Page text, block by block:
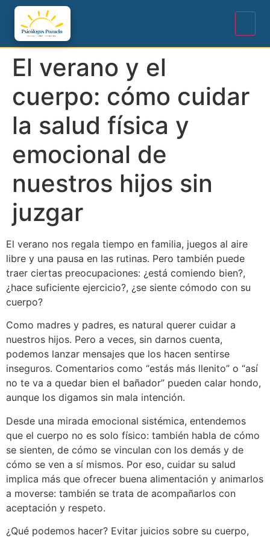
El verano y el
cuerpo: cómo cuidar
la salud física y
emocional de
nuestros hijos sin
juzgar
El verano nos regala tiempo en familia, juegos al aire
libre y una pausa en las rutinas. Pero también puede
traer ciertas preocupaciones: ¿está comiendo bien?,
¿hace suficiente ejercicio?, ¿se siente cómodo con su
cuerpo?
Como madres y padres, es natural querer cuidar a
nuestros hijos. Pero a veces, sin darnos cuenta,
podemos lanzar mensajes que los hacen sentirse
inseguros. Comentarios como “estás más llenito” o “así
no te va a quedar bien el bañador” pueden calar hondo,
aunque los digamos sin mala intención.
Desde una mirada emocional sistémica, entendemos
que el cuerpo no es solo físico: también habla de cómo
se sienten, de cómo se vinculan con los demás y de
cómo se ven a sí mismos. Por eso, cuidar su salud
implica más que ofrecer buena alimentación y animarlos
a moverse: también se trata de acompañarlos con
aceptación y respeto.
¿Qué podemos hacer? Evitar juicios sobre su cuerpo,